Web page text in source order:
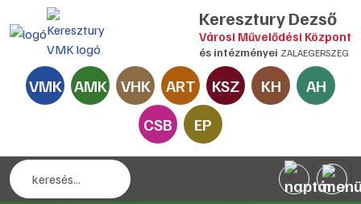
Keresztury Dezső
Városi Művelődési Központ
és intézményei ZALAEGERSZEG
VMK AMK VHK ART KSZ KH
AH
CSB
EP